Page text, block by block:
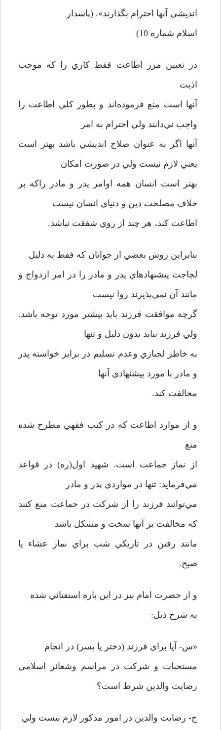
انديشي آنها احترام بگذارند». (پاسدار
اسلام شماره 10)
در تعيين مرز اطاعت فقط کاري را که موجب
اذيت
آنها است منع فرموده‌اند و بطور کلي اطاعت را
واجب ني‌دانند ولي احترام به امر
آنها اگر به عنوان صلاح انديشي باشد بهتر است
يعني لازم نيست ولي در صورت امکان
بهتر است انسان همه اوامر پدر و مادر راکه بر
خلاف مصلحت دين و دنياي انسان نيست
اطاعت کند، هر چند از روي شفقت نباشد.
بنابراين روش بعضي از جوانان که فقط به دليل
لجاجت پيشنهادهاي پدر و مادر را در امر ازدواج و
مانند آن نمي‌پذيرند روا نيست
گرچه موافقت فرزند بايد بيشتر مورد توجه باشد.
ولي فرزند نبايد بدون دليل و تنها
به خاطر لجبازي وعدم تسليم در برابر خواسته پدر
و مادر با مورد پيشنهادي آنها
مخالفت کند.
و از موارد اطاعت که در کتب فقهي مطرح شده
منع
از نماز جماعت است. شهيد اول(ره) در قواعد
مي‌فرمايد: تنها در مواردي پدر و مادر
مي‌توانند فرزند را از شرکت در جماعت منع کنند
که مخالفت بر آنها سخت و مشکل باشد
مانند رفتن در تاريکي شب براي نماز عشاء يا
صبح.
و از حضرت امام نيز در اين باره استفتائي شده
به شرح ذيل:
«س- آيا براي فرزند (دختر يا پسر) در انجام
مستحبات و شرکت در مراسم وشعائر اسلامي
رضايت والدين شرط است؟
ج- رضايت والدين در امور مذکور لازم نيست ولي